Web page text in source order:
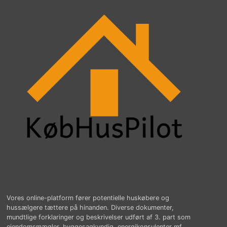
Vores online-platform fører potentielle huskøbere og
hussælgere tættere på hinanden. Diverse dokumenter,
mundtlige forklaringer og beskrivelser udført af 3. part som